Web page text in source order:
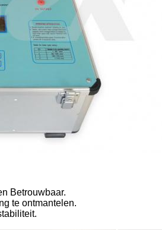
Betrouwbaar.
te ontmantelen.